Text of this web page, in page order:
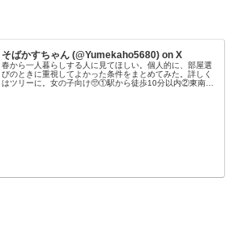
そばかすちゃん (@Yumekaho5680) on X
春から一人暮らしする人に見てほしい。個人的に、部屋選
びのときに重視してよかった条件をまとめてみた。詳しく
はツリーに。女の子向け🥺①駅から徒歩10分以内②東南向